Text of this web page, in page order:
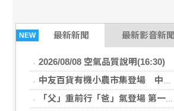
NEW 最新新聞 最新影音新聞
2026/08/08 空氣品質說明(16:30)
中友百貨有機小農市集登場 中部縣市25家產地直送
「父」重前行「爸」氣登場 第一三岸巡隊長親赴第一線慰勉海巡同仁